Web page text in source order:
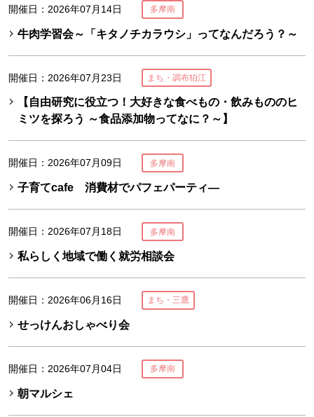
開催日：2026年07月14日 多摩南
牛肉学習会～「キタノチカラウシ」ってなんだろう？～
開催日：2026年07月23日 まち・調布狛江
【自由研究に役立つ！大好きな食べもの・飲みもののヒ
ミツを探ろう ～食品添加物ってなに？～】
開催日：2026年07月09日 多摩南
子育てcafe 消費材でパフェパーティ―
開催日：2026年07月18日 多摩南
私らしく地域で働く就労相談会
開催日：2026年06月16日 まち・三鷹
せっけんおしゃべり会
開催日：2026年07月04日 多摩南
朝マルシェ